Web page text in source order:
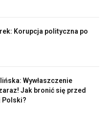
Korupcja polityczna po
Wywłaszczenie
Jak bronić się przed
Polski?